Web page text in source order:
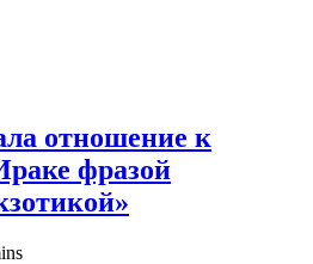
отношение к
фразой